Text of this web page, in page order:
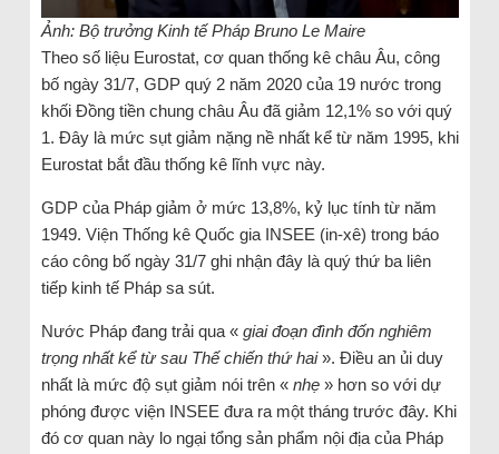
Ảnh: Bộ trưởng Kinh tế Pháp Bruno Le Maire
Theo số liệu Eurostat, cơ quan thống kê châu Âu, công
bố ngày 31/7, GDP quý 2 năm 2020 của 19 nước trong
khối Đồng tiền chung châu Âu đã giảm 12,1% so với quý
1. Đây là mức sụt giảm nặng nề nhất kể từ năm 1995, khi
Eurostat bắt đầu thống kê lĩnh vực này.
GDP của Pháp giảm ở mức 13,8%, kỷ lục tính từ năm
1949. Viện Thống kê Quốc gia INSEE (in-xê) trong báo
cáo công bố ngày 31/7 ghi nhận đây là quý thứ ba liên
tiếp kinh tế Pháp sa sút.
Nước Pháp đang trải qua « giai đoạn đình đốn nghiêm
trọng nhất kể từ sau Thế chiến thứ hai». Điều an ủi duy
nhất là mức độ sụt giảm nói trên « nhẹ» hơn so với dự
phóng được viện INSEE đưa ra một tháng trước đây. Khi
đó cơ quan này lo ngại tổng sản phẩm nội địa của Pháp